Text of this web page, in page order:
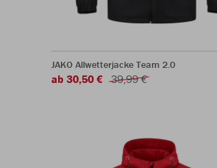
JAKO Allwetterjacke Team 2.0
ab 30,50 € 39,99 €